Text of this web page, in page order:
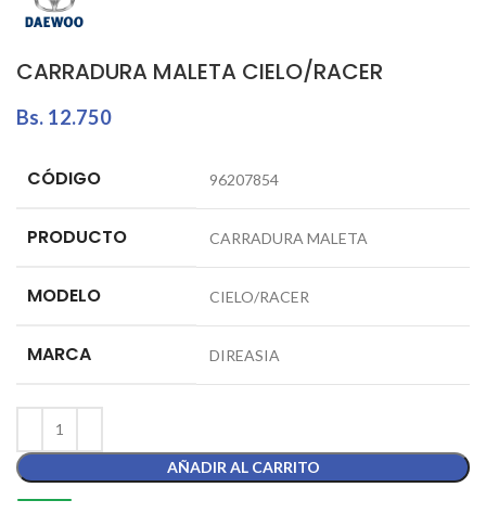
CARRADURA MALETA CIELO/RACER
Bs. 12.750
CÓDIGO 96207854
PRODUCTO CARRADURA MALETA
MODELO CIELO/RACER
MARCA DIREASIA
AÑADIR AL CARRITO